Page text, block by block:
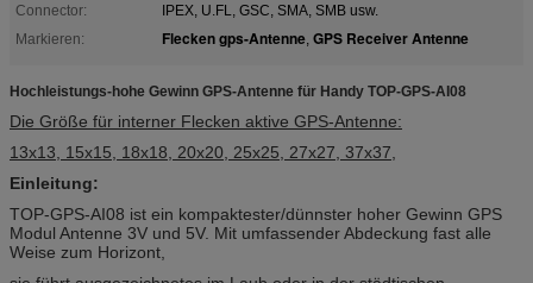
Connector:
IPEX, U.FL, GSC, SMA, SMB usw.
Markieren:
Flecken gps-Antenne, GPS Receiver Antenne
Hochleistungs-hohe Gewinn GPS-Antenne für Handy TOP-GPS-AI08
Die Größe für interner Flecken aktive GPS-Antenne:
13x13, 15x15, 18x18, 20x20, 25x25, 27x27, 37x37,
Einleitung:
TOP-GPS-AI08 ist ein kompaktester/dünnster hoher Gewinn GPS
Modul Antenne 3V und 5V. Mit umfassender Abdeckung fast alle
Weise zum Horizont,